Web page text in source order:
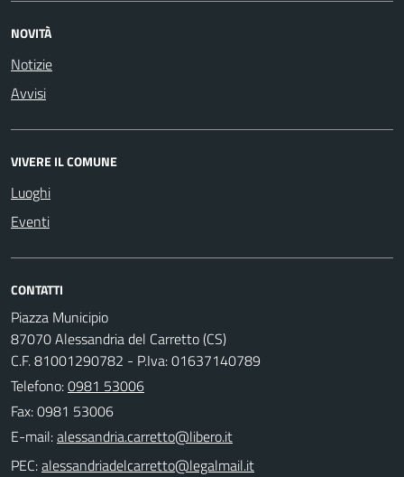
NOVITÀ
Notizie
Avvisi
VIVERE IL COMUNE
Luoghi
Eventi
CONTATTI
Piazza Municipio
87070 Alessandria del Carretto (CS)
C.F. 81001290782 - P.Iva: 01637140789
Telefono:0981 53006
Fax: 0981 53006
E-mail:
PEC: